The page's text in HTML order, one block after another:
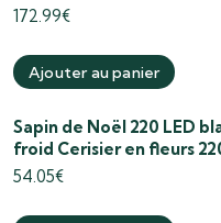
172.99€
Ajouter au panier
Sapin de Noël 220 LED
froid Cerisier en fleurs
54.05€